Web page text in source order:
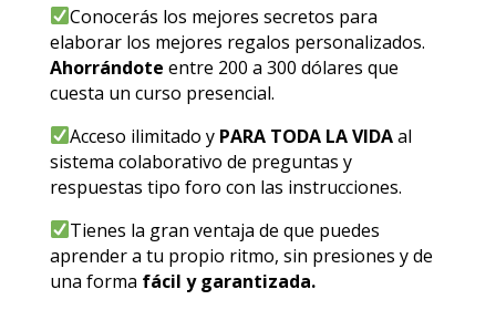
Conocerás los mejores secretos para
elaborar los mejores regalos personalizados.
Ahorrándote entre 200 a 300 dólares que
cuesta un curso presencial.
Acceso ilimitado y PARA TODA LA VIDAal
sistema colaborativo de preguntas y
respuestas tipo foro con las instrucciones.
Tienes la gran ventaja de que puedes
aprender a tu propio ritmo, sin presiones y de
una forma fácil y garantizada.